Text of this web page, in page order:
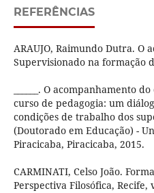
REFERÊNCIAS
ARAUJO, Raimundo Dutra. O
Supervisionado na formação
______. O acompanhamento
curso de pedagogia: um
condições de trabalho dos
(Doutorado em Educação) -
Piracicaba, Piracicaba, 2015.
CARMINATI, Celso João.
Perspectiva Filosófica, Recife,